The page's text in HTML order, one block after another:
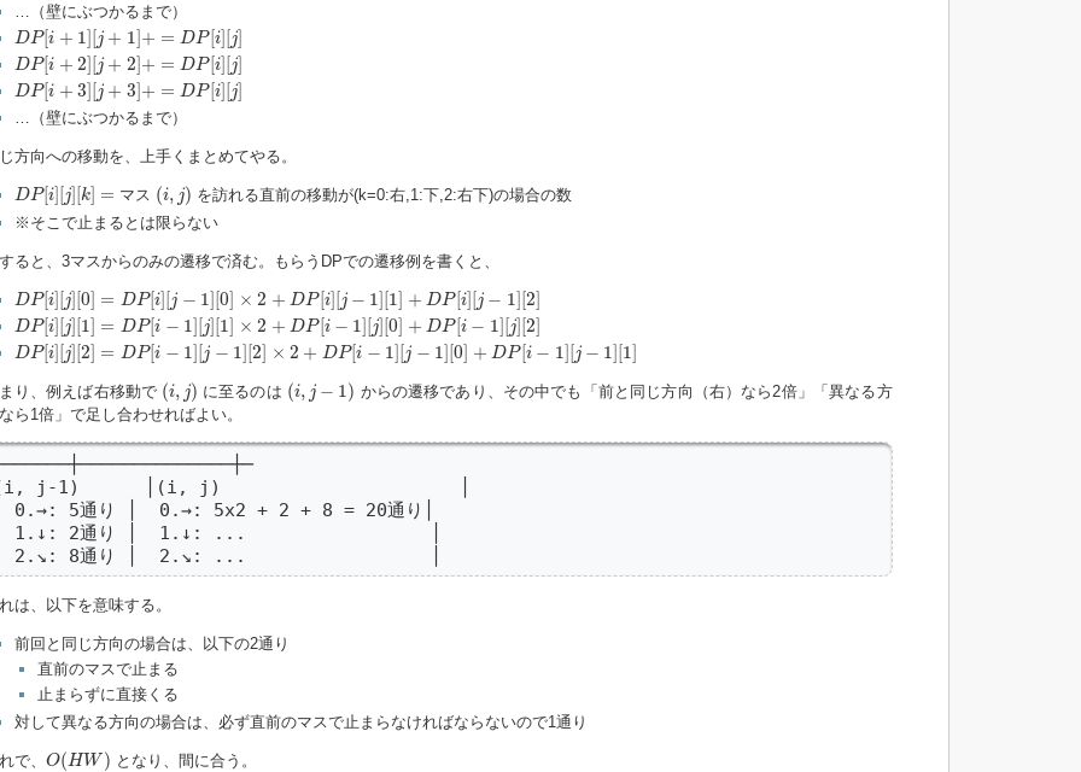
…（壁にぶつかるまで）
DP[i + 1][j + 1]+ = DP [i][j]
DP[i+ 1 j+1] + =D P
DP[i + 2][j + 2]+ = DP [i][j]
DP[i+ 2 [j+2] + =D P
DP[i + 3][j + 3]+ = DP [i][j]
DP[i+ 3 j+3] + =D P
…（壁にぶつかるまで）
方向への移動を、上手くまとめてやる。
DP[i j [k =
DP[i][j] [k]= マス (i, j)
( ,
を訪れる直前の移動が(k=0:右,1:下,2:右下)の場合の数
※そこで止まるとは限らない
ると、3マスからのみの遷移で済む。もらうDPでの遷移例を書くと、
DP[i][j][0] = DP[i][j − 1][0] × 2 + DP[i][j − 1][1] + DP [i][j − 1][2]
DP[i][j] [0]= [i][j−1][ 0 2+DP ][j 1 [1]+DP[ −1][2
DP[i][j][1] = DP[i − 1][j][1] × 2 + DP[i − 1][j][0] + DP [i − 1][j][2]
DP[i][j][1]= [i−1][j][1 ]×2+DP −1 ][ [0]+DP i−1 ][j][2
DP[i][j][2] = DP[i − 1][j − 1][2] × 2 + DP[i − 1][j − 1][0] + DP[i − 1][j − 1][1]
DP[i][j][2]= [i−1][j ][2]×2 +DP[ 1] − 1][0]+DP[i− 1 −1][1
り、例えば右移動で (i, j)
( , に至るのは (i, j − 1)
(i , −1
からの遷移であり、その中でも「前と同じ方向（右）なら2倍」「異なる方
ら1倍」で足し合わせればよい。
j-1)      │(i, j)                      │
0.→: 5通り │  0.→: 5x2 + 2 + 8 = 20通り│
1.↓: 2通り │  1.↓: ...                 │
2.↘: 8通り │  2.↘: ...                 │
は、以下を意味する。
前回と同じ方向の場合は、以下の2通り
直前のマスで止まる
止まらずに直接くる
対して異なる方向の場合は、必ず直前のマスで止まらなければならないので1通り
で、 O( H W )
O(HW) となり、間に合う。